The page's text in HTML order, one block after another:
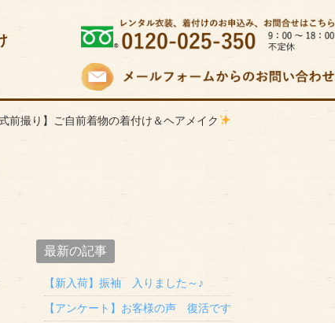
式前撮り】ご自前着物の着付け＆ヘアメイク
最新の記事
【新入荷】振袖 入りました～♪
【アンケート】お客様の声 復活です